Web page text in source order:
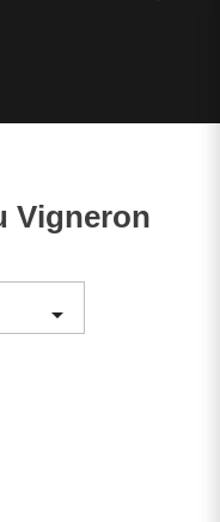
Vigneron
